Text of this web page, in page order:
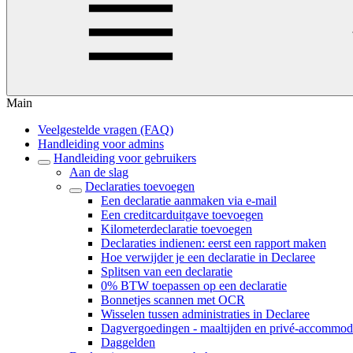
Main
Veelgestelde vragen (FAQ)
Handleiding voor admins
Handleiding voor gebruikers
Aan de slag
Declaraties toevoegen
Een declaratie aanmaken via e-mail
Een creditcarduitgave toevoegen
Kilometerdeclaratie toevoegen
Declaraties indienen: eerst een rapport maken
Hoe verwijder je een declaratie in Declaree
Splitsen van een declaratie
0% BTW toepassen op een declaratie
Bonnetjes scannen met OCR
Wisselen tussen administraties in Declaree
Dagvergoedingen - maaltijden en privé-
Daggelden